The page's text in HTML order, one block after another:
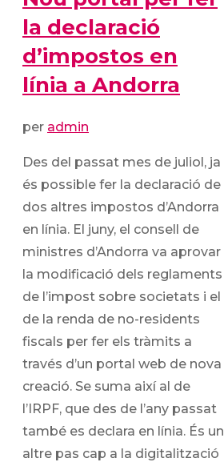
la declaració
d’impostos en
línia a Andorra
per admin
Des del passat mes de juliol, ja
és possible fer la declaració de
dos altres impostos d’Andorra
en línia. El juny, el consell de
ministres d’Andorra va aprovar
la modificació dels reglaments
de l’impost sobre societats i el
de la renda de no-residents
fiscals per fer els tràmits a
través d’un portal web de nova
creació. Se suma així al de
l’IRPF, que des de l’any passat
també es declara en línia. És un
altre pas cap a la digitalització